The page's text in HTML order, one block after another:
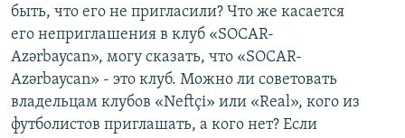
быть, что его не пригласили? Что же касается
его неприглашения в клуб «SOCAR-
Azərbaycan», могу сказать, что «SOCAR-
Azərbaycan» - это клуб. Можно ли советовать
владельцам клубов «Neftçi» или «Real», кого из
футболистов приглашать, а кого нет? Если